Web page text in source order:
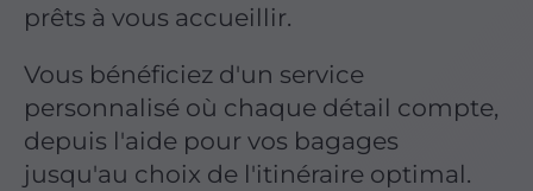
prêts à vous accueillir.
Vous bénéficiez d'un service
personnalisé où chaque détail compte,
depuis l'aide pour vos bagages
jusqu'au choix de l'itinéraire optimal.